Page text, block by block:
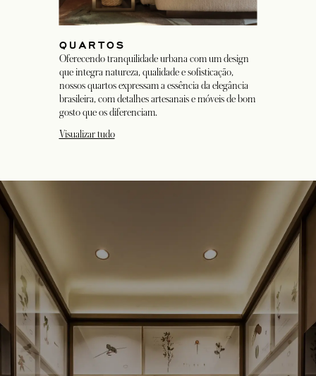
QUARTOS
Oferecendo tranquilidade urbana com um design
que integra natureza, qualidade e sofisticação,
nossos quartos expressam a essência da elegância
brasileira, com detalhes artesanais e móveis de bom
gosto que os diferenciam.
Visualizar tudo